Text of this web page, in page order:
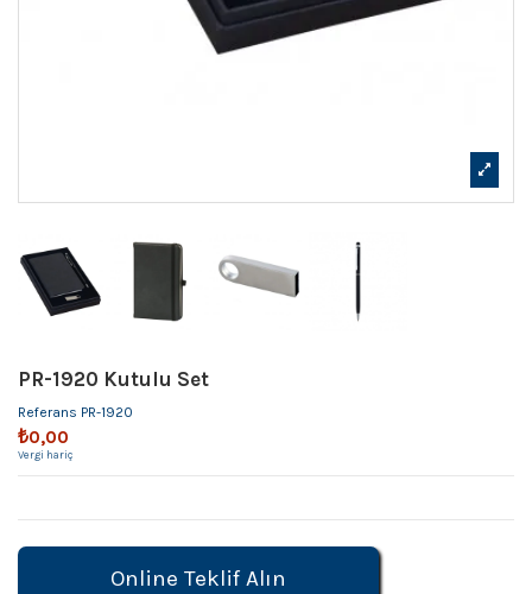
PR-1920 Kutulu Set
Referans PR-1920
₺0,00
Vergi hariç
Online Teklif Alın